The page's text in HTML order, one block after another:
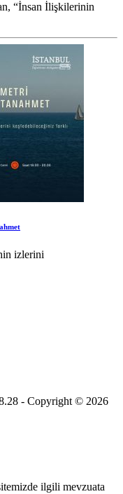
“İnsan İlişkilerinin
izlerini
- Copyright © 2026
ilgili mevzuata